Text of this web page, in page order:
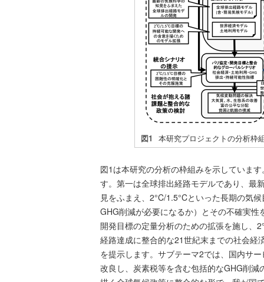
図1 本研究プロジェクトの分析枠
図1は本研究の分析の枠組みを示していま
す。第一は全球排出経路モデルであり、最
見をふまえ、2°C/1.5°Cといった長期の気
GHG削減が必要になるか）とその不確実
開発目標の定量分析のための拡張を施し、
経路達成に整合的な21世紀末までの社会経
を提示します。サブテーマ2では、国内サ
改良し、炭素税等を含む包括的なGHG削